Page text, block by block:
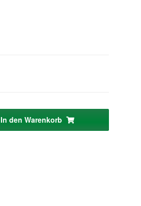
In den Warenkorb